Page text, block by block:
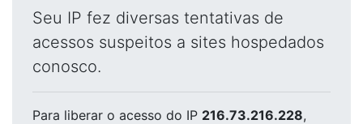
Seu IP fez diversas tentativas de
acessos suspeitos a sites hospedados
conosco.
Para liberar o acesso do IP 216.73.216.228,